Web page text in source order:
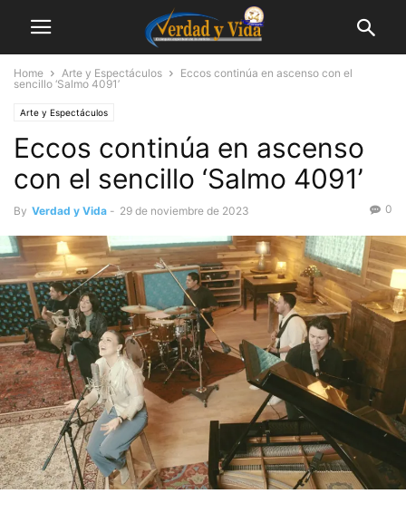
Home Arte y Espectáculos
Eccos continúa en ascenso con el
sencillo ‘Salmo 4091’
Arte y Espectáculos
Eccos continúa en ascenso
con el sencillo ‘Salmo 4091’
By Verdad y Vida - 29 de noviembre de 2023 0